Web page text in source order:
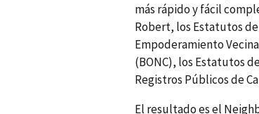
más rápido y fácil
Robert, los Estatutos
Empoderamiento
(BONC), los Estatutos
Registros Públicos de
El resultado es el